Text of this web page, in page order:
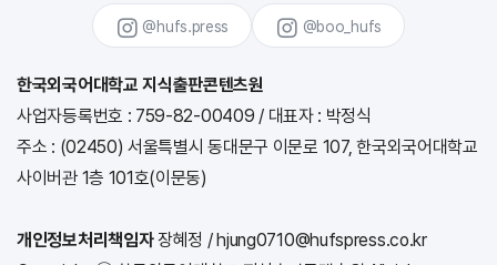
@hufs.press @boo_hufs
한국외국어대학교 지식출판콘텐츠원
사업자등록번호 : 759-82-00409/ 대표자 : 박정식
주소 : (02450) 서울특별시 동대문구 이문로 107, 한국외국어대학교
사이버관 1층 101호(이문동)
개인정보처리책임자장혜정 / hjung0710@hufspress.co.kr